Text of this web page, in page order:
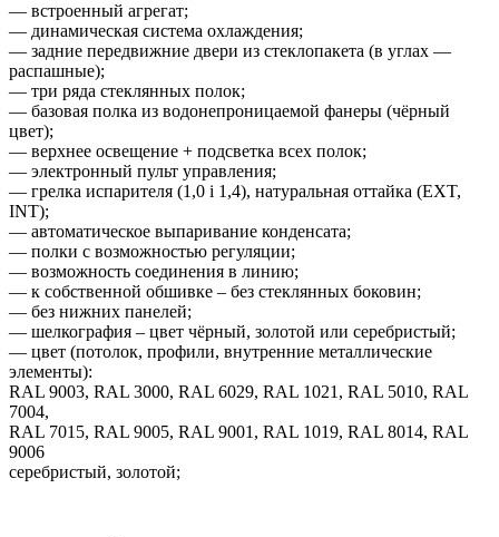
— встроенный агрегат;
— динамическая система охлаждения;
— задние передвижние двери из стеклопакета (в углах —
распашные);
— три ряда стеклянных полок;
— базовая полка из водонепроницаемой фанеры (чёрный
цвет);
— верхнее освещение + подсветка всех полок;
— электронный пульт управления;
— грелка испарителя (1,0 i 1,4), натуральная оттайка (EXT,
INT);
— автоматическое выпаривание конденсата;
— полки с возможностью регуляции;
— возможность соединения в линию;
— к собственной обшивке – без стеклянных боковин;
— без нижних панелей;
— шелкография – цвет чёрный, золотой или серебристый;
— цвет (потолок, профили, внутренние металлические
элементы):
RAL 9003, RAL 3000, RAL 6029, RAL 1021, RAL 5010, RAL
7004,
RAL 7015, RAL 9005, RAL 9001, RAL 1019, RAL 8014, RAL
9006
серебристый, золотой;